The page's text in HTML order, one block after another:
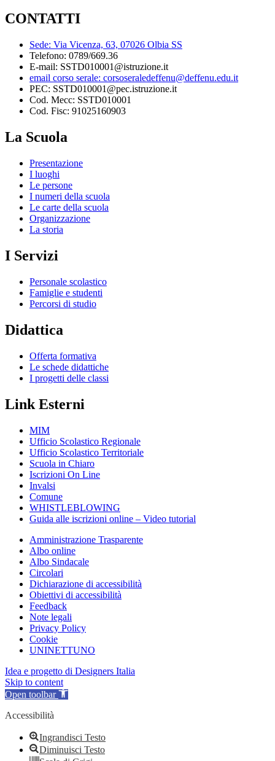
CONTATTI
Sede: Via Vicenza, 63, 07026 Olbia SS
Telefono: 0789/669.36
E-mail: SSTD010001@istruzione.it
email corso serale: corsoseraledeffenu@deffenu.edu.it
PEC: SSTD010001@pec.istruzione.it
Cod. Mecc: SSTD010001
Cod. Fisc: 91025160903
La Scuola
Presentazione
I luoghi
Le persone
I numeri della scuola
Le carte della scuola
Organizzazione
La storia
I Servizi
Personale scolastico
Famiglie e studenti
Percorsi di studio
Didattica
Offerta formativa
Le schede didattiche
I progetti delle classi
Link Esterni
MIM
Ufficio Scolastico Regionale
Ufficio Scolastico Territoriale
Scuola in Chiaro
Iscrizioni On Line
Invalsi
Comune
WHISTLEBLOWING
Guida alle iscrizioni online – Video tutorial
Amministrazione Trasparente
Albo online
Albo Sindacale
Circolari
Dichiarazione di accessibilità
Obiettivi di accessibilità
Feedback
Note legali
Privacy Policy
Cookie
UNINETTUNO
Idea e progetto di Designers Italia
Skip to content
Open toolbar
Accessibilità
Ingrandisci Testo
Diminuisci Testo